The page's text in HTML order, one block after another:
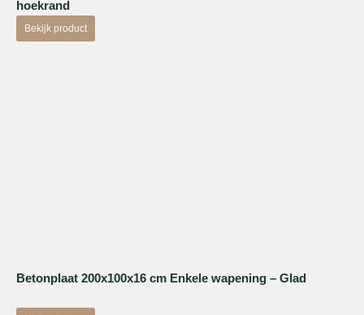
hoekrand
Bekijk product
Betonplaat 200x100x16 cm Enkele wapening – Glad